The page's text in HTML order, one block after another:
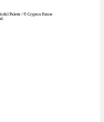
Palette / © Crypton Future